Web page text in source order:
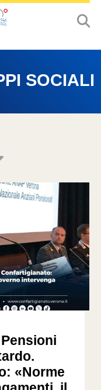
SOCIALI
Pensioni
«Norme